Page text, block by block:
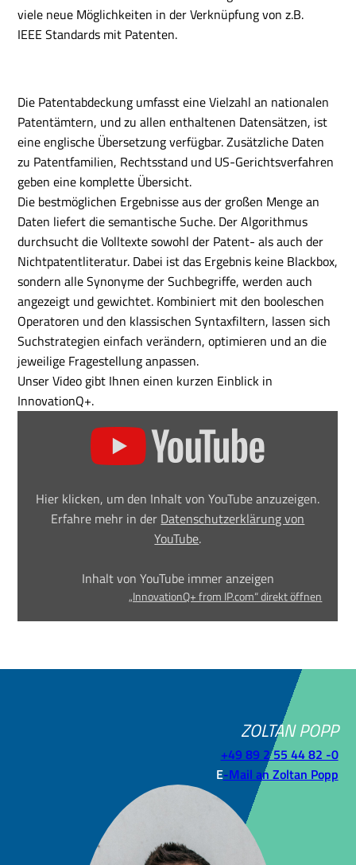
viele neue Möglichkeiten in der Verknüpfung von z.B.
IEEE Standards mit Patenten.
Die Patentabdeckung umfasst eine Vielzahl an nationalen
Patentämtern, und zu allen enthaltenen Datensätzen, ist
eine englische Übersetzung verfügbar. Zusätzliche Daten
zu Patentfamilien, Rechtsstand und US-Gerichtsverfahren
geben eine komplette Übersicht.
Die bestmöglichen Ergebnisse aus der großen Menge an
Daten liefert die semantische Suche. Der Algorithmus
durchsucht die Volltexte sowohl der Patent- als auch der
Nichtpatentliteratur. Dabei ist das Ergebnis keine Blackbox,
sondern alle Synonyme der Suchbegriffe, werden auch
angezeigt und gewichtet. Kombiniert mit den booleschen
Operatoren und den klassischen Syntaxfiltern, lassen sich
Suchstrategien einfach verändern, optimieren und an die
jeweilige Fragestellung anpassen.
Unser Video gibt Ihnen einen kurzen Einblick in
InnovationQ+.
Hier klicken, um den Inhalt von YouTube anzuzeigen.
Erfahre mehr in der Datenschutzerklärung von
YouTube.
Inhalt von YouTube immer anzeigen
„InnovationQ+ from IP.com“ direkt öffnen
ZOLTAN POPP
+49 89 2 55 44 82 -0
E-Mail an Zoltan Popp